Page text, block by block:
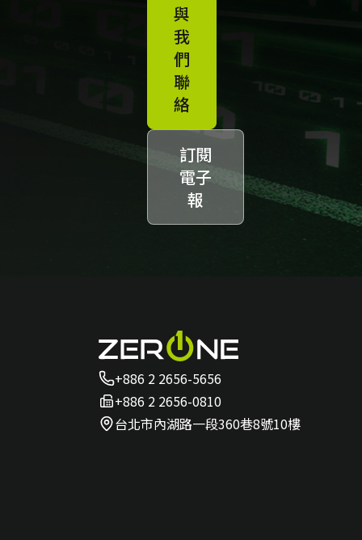
與
我
們
聯
絡
訂閱
電子
報
+886 2 2656-5656
+886 2 2656-0810
台北市內湖路一段360巷8號10樓